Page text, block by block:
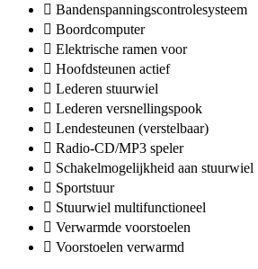
Bandenspanningscontrolesysteem
Boordcomputer
Elektrische ramen voor
Hoofdsteunen actief
Lederen stuurwiel
Lederen versnellingspook
Lendesteunen (verstelbaar)
Radio-CD/MP3 speler
Schakelmogelijkheid aan stuurwiel
Sportstuur
Stuurwiel multifunctioneel
Verwarmde voorstoelen
Voorstoelen verwarmd